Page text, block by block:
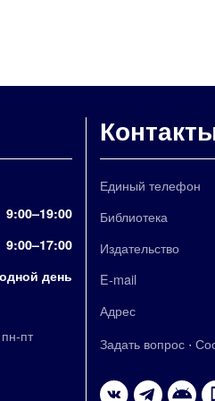
9:00–19:00
9:00–17:00
день
пн-пт
Единый телефон
Библиотека
Издательство
E-mail
Адрес
Задать вопрос ·